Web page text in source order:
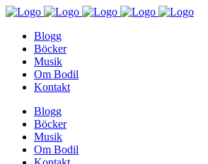
Blogg
Böcker
Musik
Om Bodil
Kontakt
Blogg
Böcker
Musik
Om Bodil